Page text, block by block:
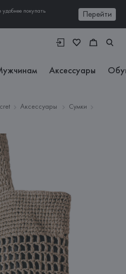
покупать
Перейти
Аксессуары
Аксессуары
Сумки